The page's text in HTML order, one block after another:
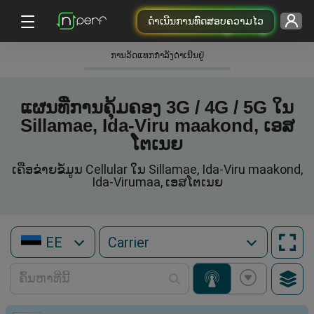
ດຳເນີນການທົດສອບຄວາມໄວ
ການວັດແທກກໍາລັງດໍາເນີນຢູ່
ແຜນທີ່ການຄຸ້ມຄອງ 3G / 4G / 5G ໃນ
Sillamae, Ida-Viru maakond, ເອສ
ໂຕເນຍ
ເຄືອຂ່າຍຂໍ້ມູນ Cellular ໃນ Sillamae, Ida-Viru maakond,
Ida-Virumaa, ເອສໂຕເນຍ
EE